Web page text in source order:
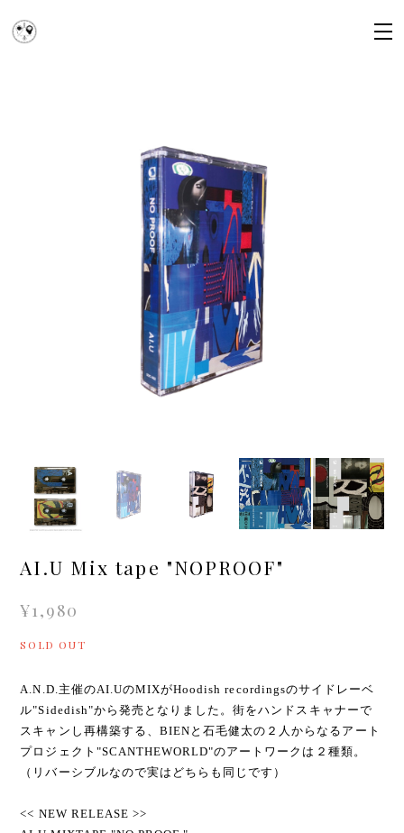
AI.U Mix tape "NOPROOF"
¥1,980
SOLD OUT
A.N.D.主催のAI.UのMIXがHoodish recordingsのサイドレーベ
ル"Sidedish"から発売となりました。街をハンドスキャナーで
スキャンし再構築する、BIENと石毛健太の２人からなるアート
プロジェクト"SCANTHEWORLD"のアートワークは２種類。
（リバーシブルなので実はどちらも同じです）
<< NEW RELEASE >>